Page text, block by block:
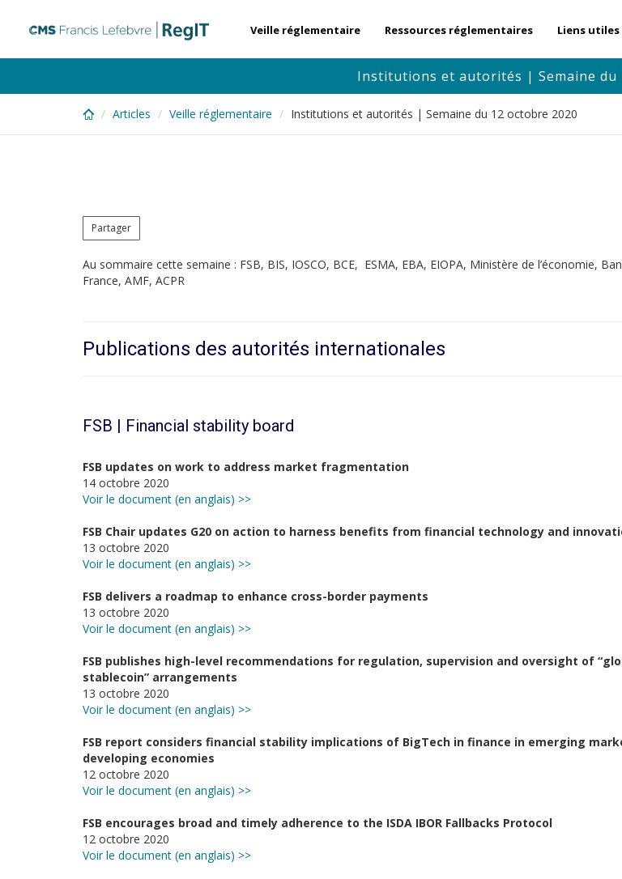
content
Veille réglementaire Ressources réglementaires Liens utiles
Institutions et autorités | Semaine du
Articles Veille réglementaire Institutions et autorités | Semaine du 12 octobre 2020
Partager
Au sommaire cette semaine : FSB, BIS, IOSCO, BCE, ESMA, EBA, EIOPA, Ministère de l’économie,
France, AMF, ACPR
Publications des autorités internationales
FSB | Financial stability board
FSB updates on work to address market fragmentation
14 octobre 2020
Voir le document (en anglais) >>
FSB Chair updates G20 on action to harness benefits from financial technology and
13 octobre 2020
Voir le document (en anglais) >>
FSB delivers a roadmap to enhance cross-border payments
13 octobre 2020
Voir le document (en anglais) >>
FSB publishes high-level recommendations for regulation, supervision and oversight of
stablecoin” arrangements
13 octobre 2020
Voir le document (en anglais) >>
FSB report considers financial stability implications of BigTech in finance in emerging
developing economies
12 octobre 2020
Voir le document (en anglais) >>
FSB encourages broad and timely adherence to the ISDA IBOR Fallbacks Protocol
12 octobre 2020
Voir le document (en anglais) >>